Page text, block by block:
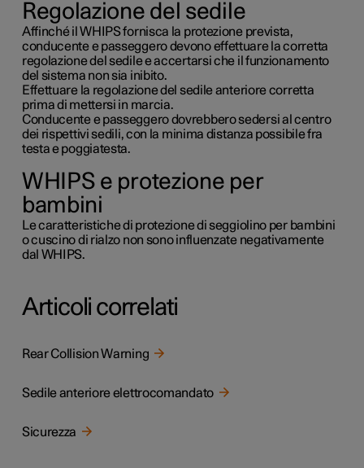
Regolazione del sedile
Affinché il WHIPS fornisca la protezione prevista,
conducente e passeggero devono effettuare la corretta
regolazione del sedile e accertarsi che il funzionamento
del sistema non sia inibito.
Effettuare la regolazione del sedile anteriore corretta
prima di mettersi in marcia.
Conducente e passeggero dovrebbero sedersi al centro
dei rispettivi sedili, con la minima distanza possibile fra
testa e poggiatesta.
WHIPS e protezione per
bambini
Le caratteristiche di protezione di seggiolino per bambini
o cuscino di rialzo non sono influenzate negativamente
dal WHIPS.
Articoli correlati
Rear Collision Warning
Sedile anteriore elettrocomandato
Sicurezza